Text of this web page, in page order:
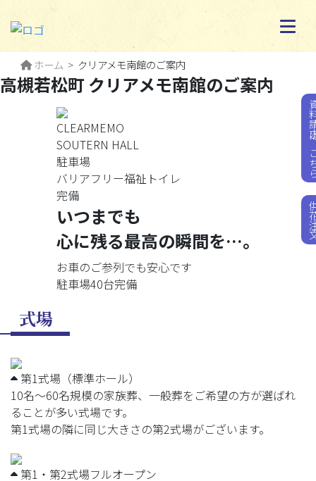
資料
供
ホーム クリアメモ南館のご案内
高槻若松町 クリアメモ南館のご案内
CLEARMEMO
SOUTERN HALL
駐車場
バリアフリー福祉トイレ
完備
いつまでも
心に残る最高の瞬間を…。
お車のご参列でも安心です
駐車場40台完備
式場
第1式場（標準ホール）
10名～60名規模の家族葬、一般葬をご希望の方が選ばれ
ることが多い式場です。
第1式場の隣に同じ大きさの第2式場がございます。
第1・第2式場フルオープン